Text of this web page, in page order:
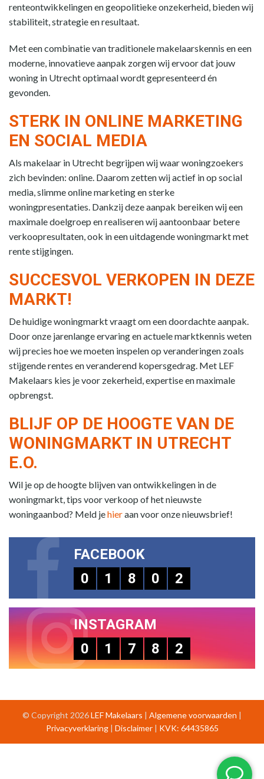
renteontwikkelingen en geopolitieke onzekerheid, bieden wij
stabiliteit, strategie en resultaat.
Met een combinatie van traditionele makelaarskennis en een
moderne, innovatieve aanpak zorgen wij ervoor dat jouw
woning in Utrecht optimaal wordt gepresenteerd én
gevonden.
STERK IN ONLINE MARKETING
EN SOCIAL MEDIA
Als makelaar in Utrecht begrijpen wij waar woningzoekers
zich bevinden: online. Daarom zetten wij actief in op social
media, slimme online marketing en sterke
woningpresentaties. Dankzij deze aanpak bereiken wij een
maximale doelgroep en realiseren wij aantoonbaar betere
verkoopresultaten, ook in een uitdagende woningmarkt met
rente stijgingen.
SUCCESVOL VERKOPEN IN DEZE
MARKT!
De huidige woningmarkt vraagt om een doordachte aanpak.
Door onze jarenlange ervaring en actuele marktkennis weten
wij precies hoe we moeten inspelen op veranderingen zoals
stijgende rentes en veranderend kopersgedrag. Met LEF
Makelaars kies je voor zekerheid, expertise en maximale
opbrengst.
BLIJF OP DE HOOGTE VAN DE
WONINGMARKT IN UTRECHT
E.O.
Wil je op de hoogte blijven van ontwikkelingen in de
woningmarkt, tips voor verkoop of het nieuwste
woningaanbod? Meld jehieraan voor onze nieuwsbrief!
FACEBOOK
0
1 8 0 2
INSTAGRAM
0
1 7 8 2
© Copyright 2026LEF Makelaars | Algemene voorwaarden |
Privacyverklaring| Disclaimer| KVK: 64435865